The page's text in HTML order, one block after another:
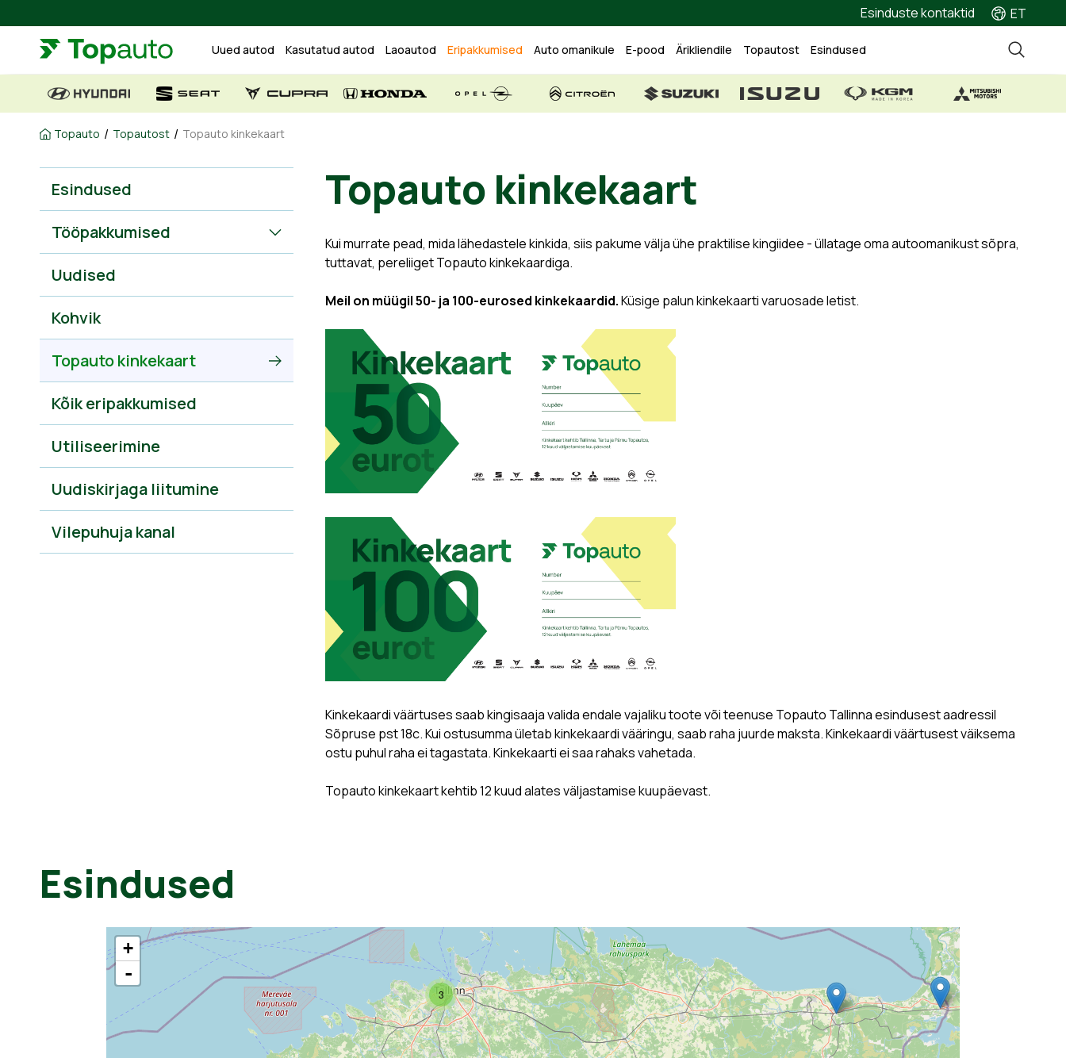
Esinduste kontaktid ET
Uued autod Kasutatud autod Laoautod Eripakkumised Auto omanikule E-pood Ärikliendile Topautost Esindused
Topauto / Topautost / Topauto kinkekaart
Esindused
Tööpakkumised
Uudised
Kohvik
Topauto kinkekaart
Kõik eripakkumised
Utiliseerimine
Uudiskirjaga liitumine
Vilepuhuja kanal
Topauto kinkekaart
Kui murrate pead, mida lähedastele kinkida, siis pakume välja ühe praktilise kingiidee - üllatage oma autoomanikust sõpra,
tuttavat, pereliiget Topauto kinkekaardiga.
Meil on müügil 50- ja 100-eurosed kinkekaardid.Küsige palun kinkekaarti varuosade letist.
Kinkekaardi väärtuses saab kingisaaja valida endale vajaliku toote või teenuse Topauto Tallinna esindusest aadressil
Sõpruse pst 18c. Kui ostusumma ületab kinkekaardi vääringu, saab raha juurde maksta. Kinkekaardi väärtusest väiksema
ostu puhul raha ei tagastata. Kinkekaarti ei saa rahaks vahetada.
Topauto kinkekaart kehtib 12 kuud alates väljastamise kuupäevast.
Esindused
3
+
-